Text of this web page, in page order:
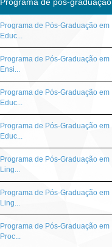
Programa de Pós-Graduação em
Educ...
Programa de Pós-Graduação em
Ensi...
Programa de Pós-Graduação em
Educ...
Programa de Pós-Graduação em
Educ...
Programa de Pós-Graduação em
Ling...
Programa de Pós-Graduação em
Ling...
Programa de Pós-Graduação em
Proc...